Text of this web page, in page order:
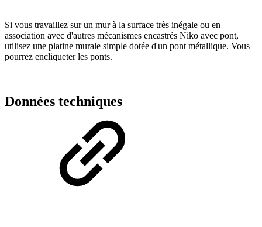
Si vous travaillez sur un mur à la surface très inégale ou en
association avec d'autres mécanismes encastrés Niko avec pont,
utilisez une platine murale simple dotée d'un pont métallique. Vous
pourrez encliqueter les ponts.
Données techniques